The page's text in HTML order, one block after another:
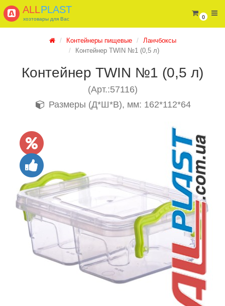
0
ALLPLAST
хозтовары для Вас
Контейнеры пищевые
Ланчбоксы
Контейнер TWIN №1 (0,5 л)
Контейнер TWIN №1 (0,5 л)
(Арт.:57116)
Размеры (Д*Ш*В), мм: 162*112*64